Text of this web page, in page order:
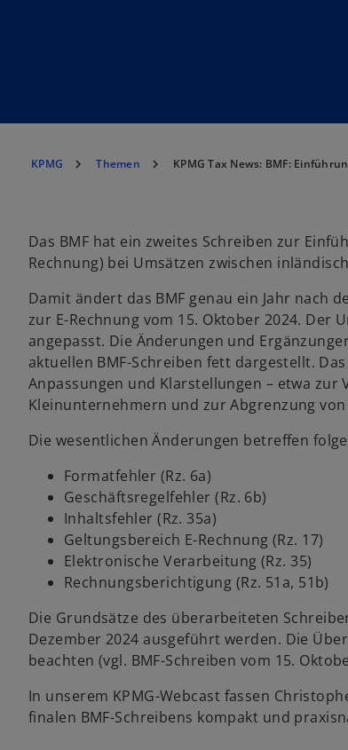
KPMG Themen KPMG Tax News: BMF:
Das BMF hat ein zweites Schreiben zur
Rechnung) bei Umsätzen zwischen
Damit ändert das BMF genau ein Jahr nach
zur E-Rechnung vom 15. Oktober 2024. Der
angepasst. Die Änderungen und
aktuellen BMF-Schreiben fett dargestellt.
Anpassungen und Klarstellungen – etwa zur
Kleinunternehmern und zur Abgrenzung
Die wesentlichen Änderungen betreffen
Formatfehler (Rz. 6a)
Geschäftsregelfehler (Rz. 6b)
Inhaltsfehler (Rz. 35a)
Geltungsbereich E-Rechnung (Rz. 17)
Elektronische Verarbeitung (Rz. 35)
Rechnungsberichtigung (Rz. 51a, 51b)
Die Grundsätze des überarbeiteten
Dezember 2024 ausgeführt werden. Die
beachten (vgl. BMF-Schreiben vom 15.
In unserem KPMG-Webcast fassen
finalen BMF-Schreibens kompakt und